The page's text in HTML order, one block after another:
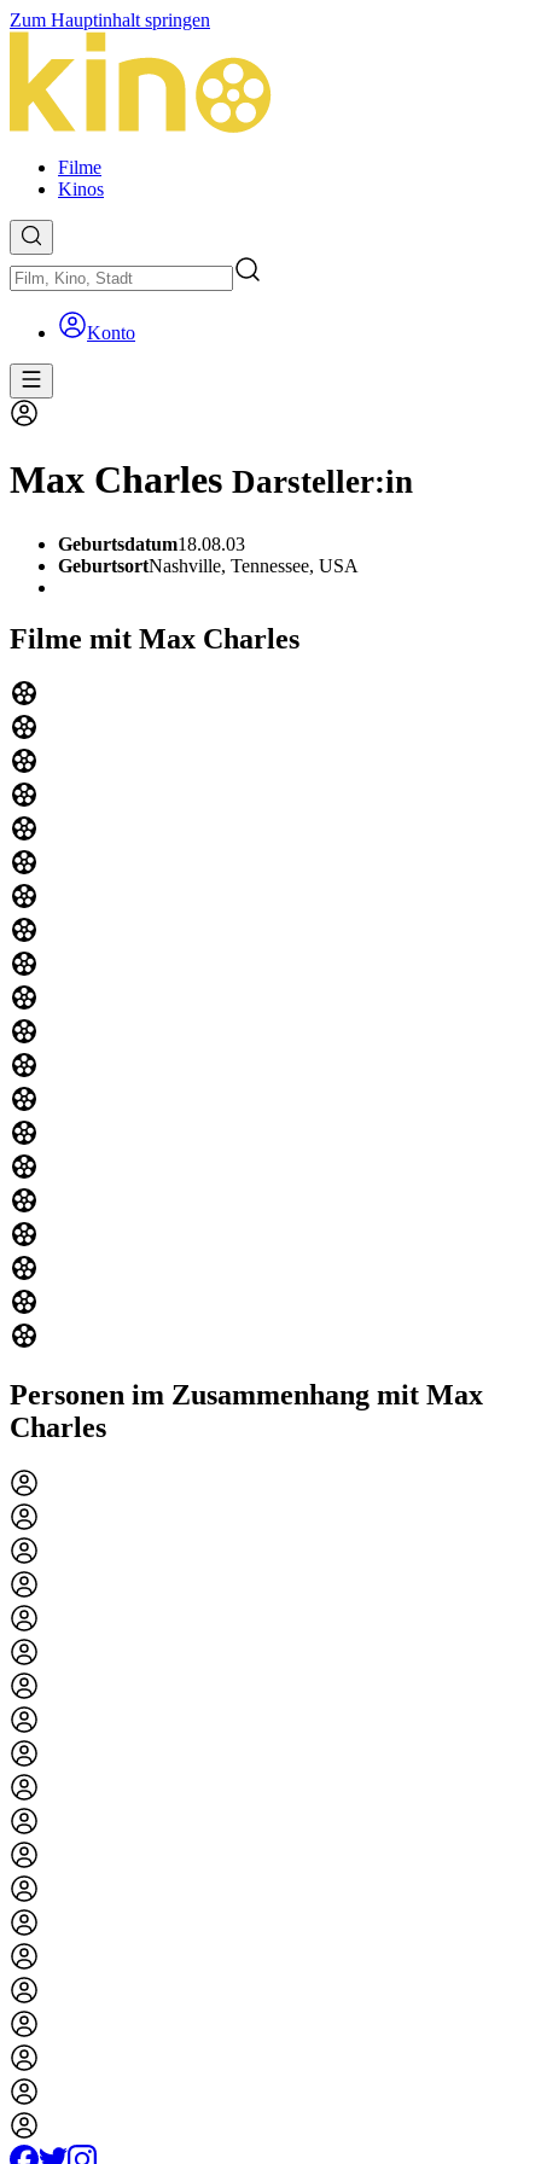
Zum Hauptinhalt springen
Filme
Kinos
Konto
Max Charles Darsteller:in
Geburtsdatum18.08.03
GeburtsortNashville, Tennessee, USA
Filme mit Max Charles
Personen im Zusammenhang mit Max
Charles